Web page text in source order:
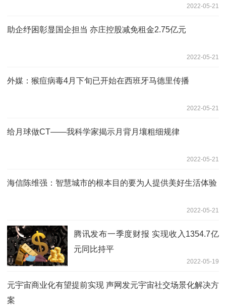
2022-05-21
助企纾困彰显国企担当 亦庄控股减免租金2.75亿元
2022-05-21
外媒：猴痘病毒4月下旬已开始在西班牙马德里传播
2022-05-21
给月球做CT——我科学家揭示月背月壤粗细规律
2022-05-21
海信陈维强：智慧城市的根本目的要为人提供美好生活体验
2022-05-21
腾讯发布一季度财报 实现收入1354.7亿
元同比持平
2022-05-19
元宇宙商业化有望提前实现 声网发元宇宙社交场景化解决方
案